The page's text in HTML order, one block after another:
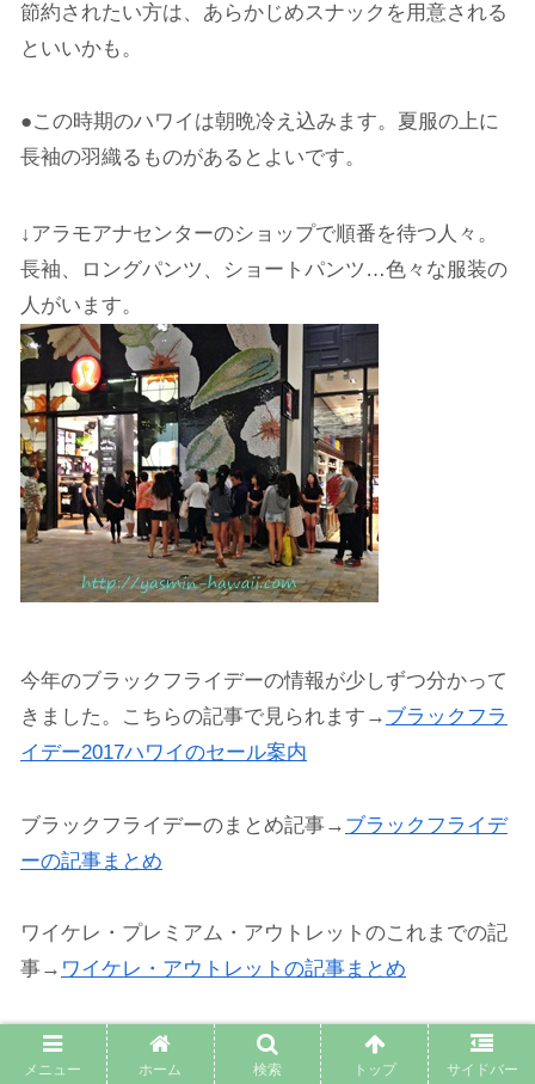
節約されたい方は、あらかじめスナックを用意される
といいかも。
●この時期のハワイは朝晩冷え込みます。夏服の上に
長袖の羽織るものがあるとよいです。
↓アラモアナセンターのショップで順番を待つ人々。
長袖、ロングパンツ、ショートパンツ…色々な服装の
人がいます。
今年のブラックフライデーの情報が少しずつ分かって
きました。こちらの記事で見られます→ ブラックフラ
イデー2017ハワイのセール案内
ブラックフライデーのまとめ記事→ ブラックフライデ
ーの記事まとめ
ワイケレ・プレミアム・アウトレットのこれまでの記
事→ ワイケレ・アウトレットの記事まとめ
ワイケレ・アウトレットへ市バスや車で行く方法はこ
ちらで解説しています→
ワイケレアウトレットの行き
メニュー ホーム 検索 トップ サイドバー